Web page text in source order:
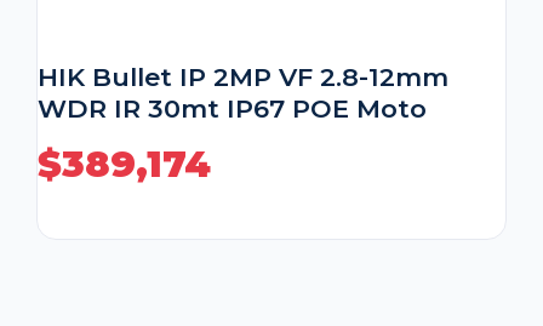
HIK Bullet IP 2MP VF 2.8-12mm
WDR IR 30mt IP67 POE Moto
$389,174